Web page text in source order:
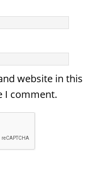
website in this
I comment.